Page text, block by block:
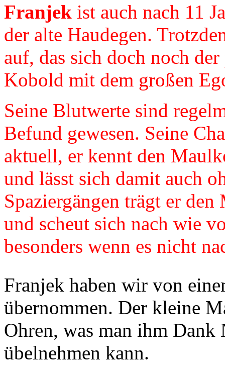
Franjek ist auch nach 11
der alte Haudegen.
auf, das sich doch noch
Kobold mit dem großen
Seine Blutwerte sind
Befund gewesen. Seine
aktuell, er kennt den
und lässt sich damit auch
Spaziergängen trägt er
und scheut sich nach wie
besonders wenn es nicht
Franjek haben wir von
übernommen. Der kleine
Ohren, was man ihm
übelnehmen kann.